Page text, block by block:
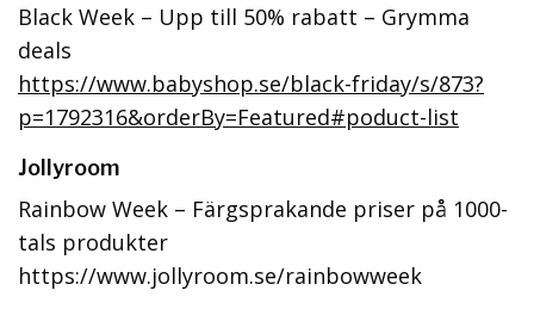
Black Week – Upp till 50% rabatt – Grymma
deals
https://www.babyshop.se/black-friday/s/873?
p=1792316&orderBy=Featured#poduct-list
Jollyroom
Rainbow Week – Färgsprakande priser på 1000-
tals produkter
https://www.jollyroom.se/rainbowweek